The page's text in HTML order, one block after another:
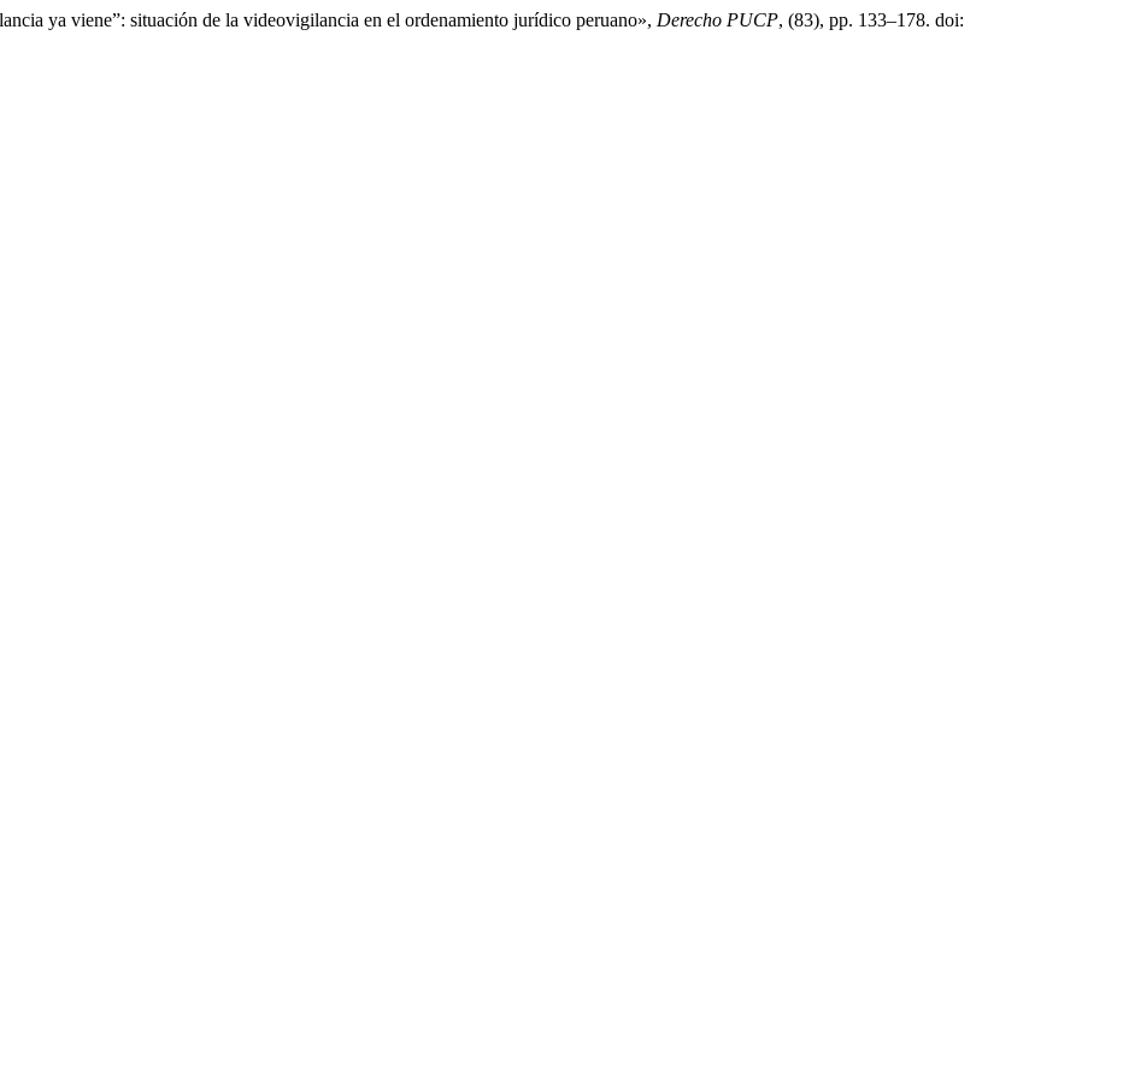
ya viene”: situación de la videovigilancia en el ordenamiento jurídico peruano», Derecho PUCP, (83), pp. 133–178. doi: